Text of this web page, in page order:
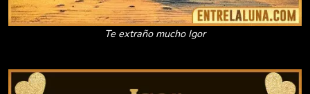
Te extraño mucho Igor